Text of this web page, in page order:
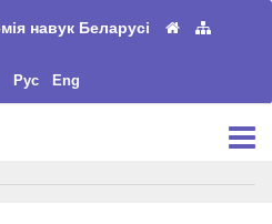
навук Беларусі
Рус Eng